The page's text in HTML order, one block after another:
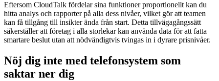
Eftersom CloudTalk fördelar sina funktioner proportionellt kan du
hitta analys och rapporter på alla dess nivåer, vilket gör att teamen
kan få tillgång till insikter ända från start. Detta tillvägagångssätt
säkerställer att företag i alla storlekar kan använda data för att fatta
smartare beslut utan att nödvändigtvis tvingas in i dyrare prisnivåer.
Nöj dig inte med telefonsystem som
saktar ner dig